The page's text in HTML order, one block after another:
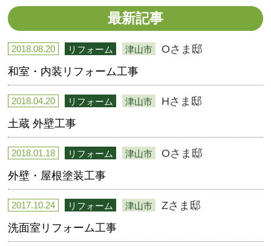
最新記事
2018.08.20 リフォーム 津山市
Oさま邸
和室・内装リフォーム工事
2018.04.20 リフォーム 津山市
Hさま邸
土蔵 外壁工事
2018.01.18 リフォーム 津山市
Oさま邸
外壁・屋根塗装工事
2017.10.24 リフォーム 津山市
Zさま邸
洗面室リフォーム工事